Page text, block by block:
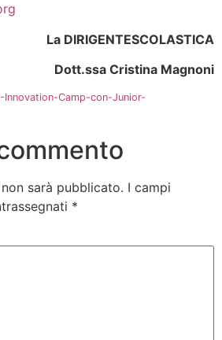
La DIRIGENTESCOLASTICA
Dott.ssa Cristina Magnoni
Camp-con-Junior-
sarà pubblicato. I campi
*